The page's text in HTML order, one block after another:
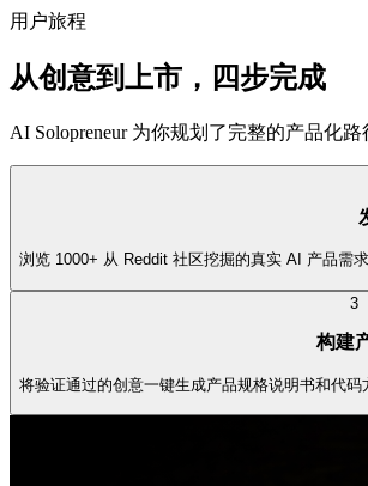
用户旅程
从创意到上市，四步完成
AI Solopreneur 为你规划了完整的产品化
浏览 1000+ 从 Reddit 社区挖掘的真实 AI 产品需
3
构建
将验证通过的创意一键生成产品规格说明书和代码